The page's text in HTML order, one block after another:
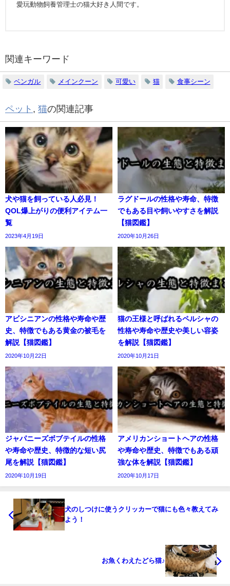
愛玩動物飼養管理士の猫大好き人間です。
関連キーワード
ベンガル メインクーン 可愛い 猫 食事シーン
ペット , 猫の関連記事
犬や猫を飼っている人必見！
QOL爆上がりの便利アイテム一
覧
2023年4月19日
ラグドールの性格や寿命、特徴
でもある目や飼いやすさを解説
【猫図鑑】
2020年10月26日
アビシニアンの性格や寿命や歴
史、特徴でもある黄金の被毛を
解説【猫図鑑】
2020年10月22日
猫の王様と呼ばれるペルシャの
性格や寿命や歴史や美しい容姿
を解説【猫図鑑】
2020年10月21日
ジャパニーズボブテイルの性格
や寿命や歴史、特徴的な短い尻
尾を解説【猫図鑑】
2020年10月19日
アメリカンショートヘアの性格
や寿命や歴史、特徴でもある頑
強な体を解説【猫図鑑】
2020年10月17日
犬のしつけに使うクリッカーで猫にも色々教えてみ
よう！
お魚くわえたどら猫♪